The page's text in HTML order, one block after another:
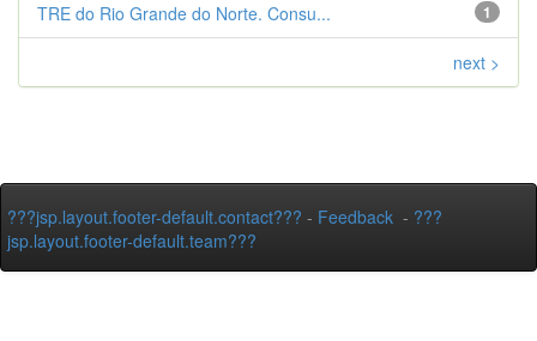
1
TRE do Rio Grande do Norte. Consu...
next >
???jsp.layout.footer-default.contact??? - Feedback - ???
jsp.layout.footer-default.team???